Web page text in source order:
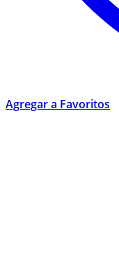
Agregar a Favoritos